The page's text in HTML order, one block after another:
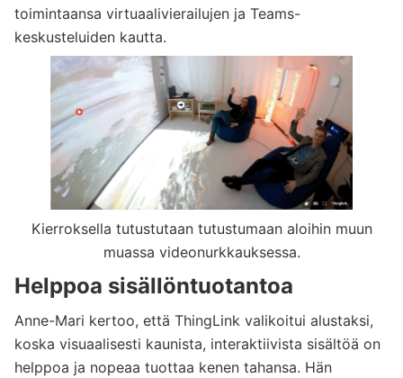
toimintaansa virtuaalivierailujen ja Teams-
keskusteluiden kautta.
Kierroksella tutustutaan tutustumaan aloihin muun
muassa videonurkkauksessa.
Helppoa sisällöntuotantoa
Anne-Mari kertoo, että ThingLink valikoitui alustaksi,
koska visuaalisesti kaunista, interaktiivista sisältöä on
helppoa ja nopeaa tuottaa kenen tahansa. Hän